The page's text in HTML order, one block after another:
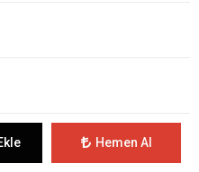
Hemen Al